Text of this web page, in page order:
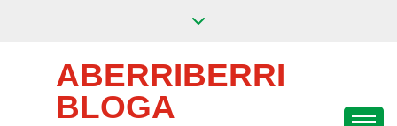
ABERRIBERRI
BLOGA